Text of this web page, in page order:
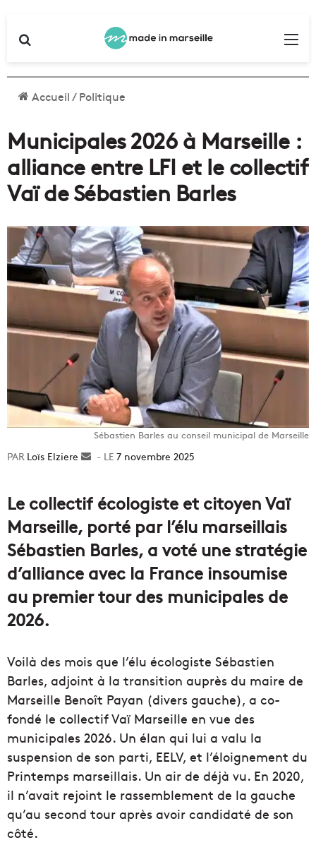
Accueil/Politique
Municipales 2026 à Marseille :
alliance entre LFI et le collectif
Vaï de Sébastien Barles
Sébastien Barles au conseil municipal de Marseille
Loïs Elziere
Envoyer7 novembre 2025
Le collectif écologiste et citoyen Vaï
Marseille, porté par l’élu marseillais
Sébastien Barles, a voté une stratégie
d’alliance avec la France insoumise
au premier tour des municipales de
2026.
Voilà des mois que l’élu écologiste Sébastien
Barles, adjoint à la transition auprès du maire de
Marseille Benoît Payan (divers gauche), a co-
fondé le collectif Vaï Marseille en vue des
municipales 2026. Un élan qui lui a valu la
suspension de son parti, EELV, et l’éloignement du
Printemps marseillais. Un air de déjà vu. En 2020,
il n’avait rejoint le rassemblement de la gauche
qu’au second tour après avoir candidaté de son
côté.